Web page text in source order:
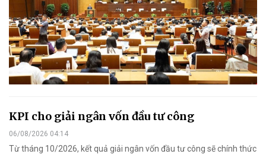
KPI cho giải ngân vốn đầu tư công
06/08/2026 04:14
Từ tháng 10/2026, kết quả giải ngân vốn đầu tư công sẽ chính thức